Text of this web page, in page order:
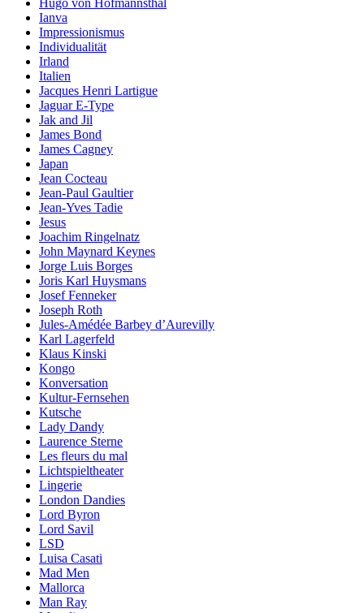
Hugo von Hofmannsthal
Ianva
Impressionismus
Individualität
Irland
Italien
Jacques Henri Lartigue
Jaguar E-Type
Jak and Jil
James Bond
James Cagney
Japan
Jean Cocteau
Jean-Paul Gaultier
Jean-Yves Tadie
Jesus
Joachim Ringelnatz
John Maynard Keynes
Jorge Luis Borges
Joris Karl Huysmans
Josef Fenneker
Joseph Roth
Jules-Amédée Barbey d’Aurevilly
Karl Lagerfeld
Klaus Kinski
Kongo
Konversation
Kultur-Fernsehen
Kutsche
Lady Dandy
Laurence Sterne
Les fleurs du mal
Lichtspieltheater
Lingerie
London Dandies
Lord Byron
Lord Savil
LSD
Luisa Casati
Mad Men
Mallorca
Man Ray